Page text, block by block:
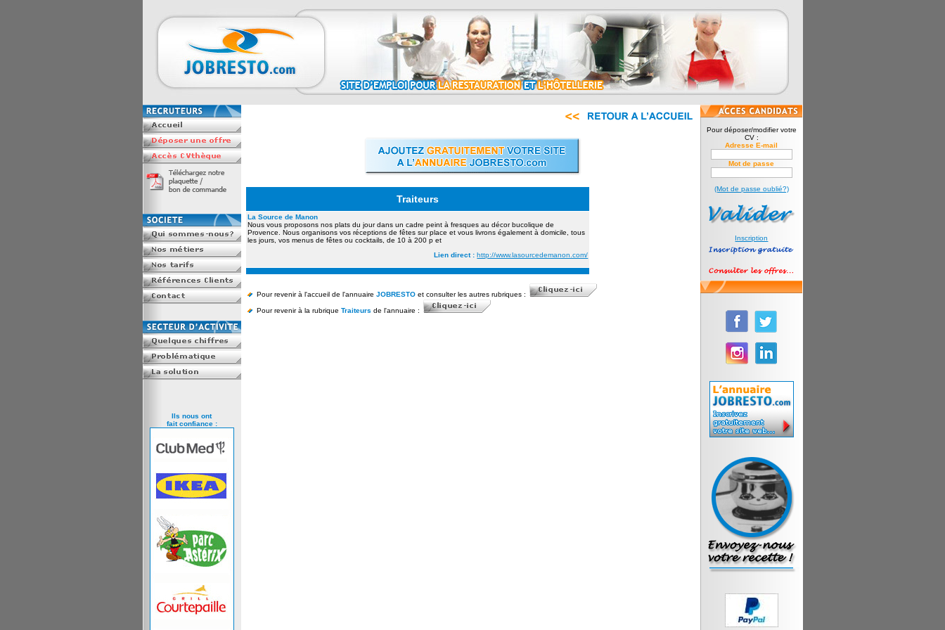
Ils nous ont
fait confiance :
Traiteurs
La Source de Manon
Nous vous proposons nos plats du jour dans un cadre peint à fresques au décor bucolique de
Provence. Nous organisons vos réceptions de fêtes sur place et vous livrons également à domicile, tous
les jours, vos menus de fêtes ou cocktails, de 10 à 200 p et
Lien direct :http://www.lasourcedemanon.com/
Pour revenir à l'accueil de l'annuaireJOBRESTO et consulter les autres rubriques :
Pour revenir à la rubriqueTraiteurs de l'annuaire :
Pour déposer/modifier votre
CV :
Adresse E-mail
Mot de passe
(Mot de passe oublié?)
Inscription